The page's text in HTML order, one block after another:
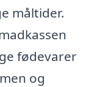
måltider.
fødevarer
og